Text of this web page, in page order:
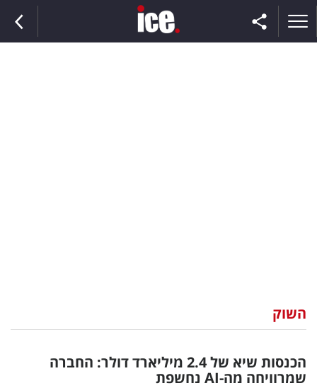
וצרכנות
דיגיטל
השוק
הכנסות שיא של 2.4 מיליארד דולר: החברה
שמרוויחה מה-AI נחשפת